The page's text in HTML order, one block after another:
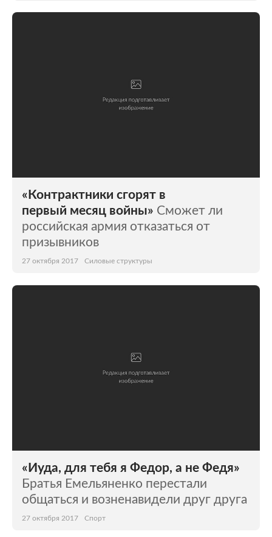
«Контрактники сгорят в
первый месяц войны» Сможет ли
российская армия отказаться от
призывников
27 октября 2017 Силовые структуры
«Иуда, для тебя я Федор, а не Федя»
Братья Емельяненко перестали
общаться и возненавидели друг друга
27 октября 2017 Спорт